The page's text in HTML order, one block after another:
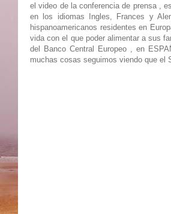
el video de la conferencia de prensa ,
en los idiomas Ingles, Frances y
hispanoamericanos residentes en
vida con el que poder alimentar a sus
del Banco Central Europeo , en
muchas cosas seguimos viendo que el